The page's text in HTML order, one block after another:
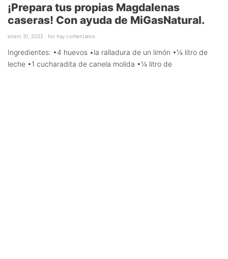
¡Prepara tus propias Magdalenas
caseras! Con ayuda de MiGasNatural.
enero 31, 2022 No hay comentarios
Ingredientes: •4 huevos •la ralladura de un limón •¼ litro de
leche •1 cucharadita de canela molida •¼ litro de